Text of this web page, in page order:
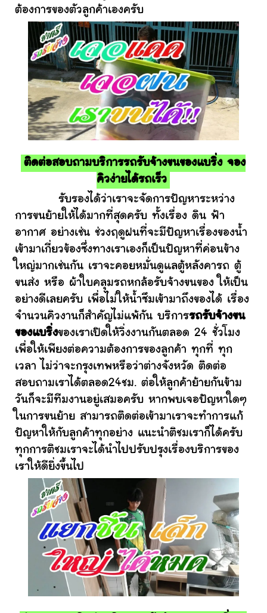
ต้องการของตัวลูกค้าเองครับ
ติดต่อสอบถามบริการรถรับจ้างขนของแบริ่ง จอง
คิวง่ายได้รถเร็ว
รับรองได้ว่าเราจะจัดการปัญหาระหว่าง
การขนย้ายให้ได้มากที่สุดครับ ทั้งเรื่อง ดิน ฟ้า
อากาศ อย่างเช่น ช่วงฤดูฝนที่จะมีปัญหาเรื่องของน้ำ
เข้ามาเกี่ยวข้องซึ่งทางเราเองก็เป็นปัญหาที่ค่อนข้าง
ใหญ่มากเช่นกัน เราจะคอยหมั่นดูแลตู้หลังคารถ ตู้
ขนส่ง หรือ ผ้าใบคลุมรถหกล้อรับจ้างขนของ ให้เป็น
อย่างดีเลยครับ เพื่อไม่ให้น้ำซึมเข้ามาถึงของได้ เรื่อง
จำนวนคิวงานก็สำคัญไม่แพ้กัน บริการรถรับจ้างขน
ของแบริ่งของเราเปิดให้วิ่งงานกันตลอด 24 ชั่วโมง
เพื่อให้เพียงต่อความต้องการของลูกค้า ทุกที่ ทุก
เวลา ไม่ว่าจะกรุงเทพหรือว่าต่างจังหวัด ติดต่อ
สอบถามเราได้ตลอด24ชม. ต่อให้ลูกค้าย้ายกันข้าม
วันก็จะมีทีมงานอยู่เสมอครับ หากพบเจอปัญหาใดๆ
ในการขนย้าย สามารถติดต่อเข้ามาเราจะทำการแก้
ปัญหาให้กับลูกค้าทุกอย่าง แนะนำติชมเราก็ได้ครับ
ทุกการติชมเราจะได้นำไปปรับปรุงเรื่องบริการของ
เราให้ดียิ่งขึ้นไป